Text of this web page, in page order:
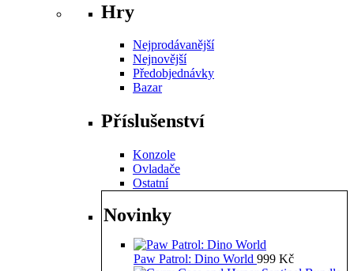
Hry
Nejprodávanější
Nejnovější
Předobjednávky
Bazar
Příslušenství
Konzole
Ovladače
Ostatní
Novinky
Paw Patrol: Dino World 999 Kč